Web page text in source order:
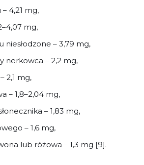
4,21 mg,
mg,
niesłodzone – 3,79 mg,
nerkowca – 2,2 mg,
2,1 mg,
– 1,8–2,04 mg,
– 1,83 mg,
– 1,6 mg,
lub różowa – 1,3 mg [9].